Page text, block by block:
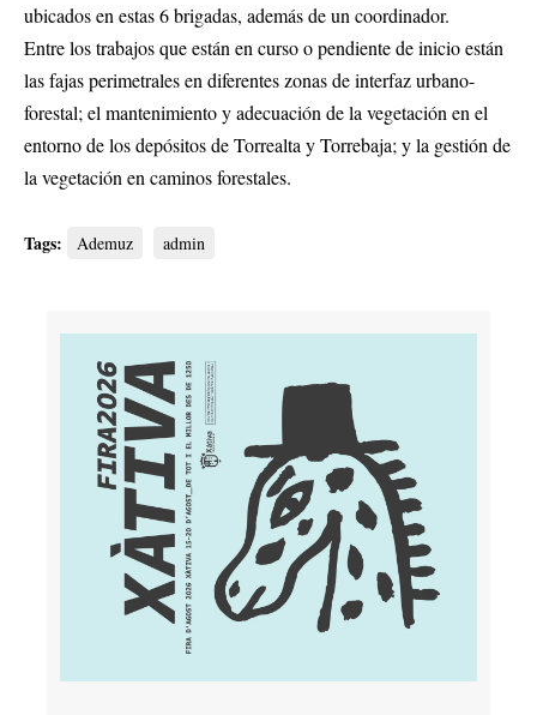
ubicados en estas 6 brigadas, además de un coordinador.
Entre los trabajos que están en curso o pendiente de inicio están
las fajas perimetrales en diferentes zonas de interfaz urbano-
forestal; el mantenimiento y adecuación de la vegetación en el
entorno de los depósitos de Torrealta y Torrebaja; y la gestión de
la vegetación en caminos forestales.
Tags: Ademuz admin